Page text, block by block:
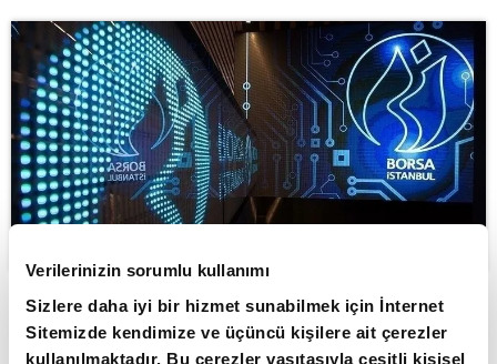
Verilerinizin sorumlu kullanımı
Sizlere daha iyi bir hizmet sunabilmek için İnternet
Sitemizde kendimize ve üçüncü kişilere ait çerezler
kullanılmaktadır. Bu çerezler vasıtasıyla çeşitli kişisel
ABONE OL